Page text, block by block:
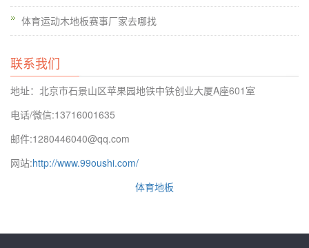
有的地板商用的板材并不是好板材，有孔眼、裂纹等，生产商就
看，而且原有的板材问题也被覆盖了。
剧院舞台工程商和甲方购买舞台木地板时，会看质量，看价格，
更重视品牌。因为建立一个品牌背后，肯定会包含生产厂家付出
加工技术，和材料的各个方面成本更高，相应的舞台木地板的价
格也比小作坊的价格更高。
大部分消费者在购买涂料时只重眼前效果，而忽略了服务。很多
绝口不提售后服务。这样的后果是当墙体出现掉色、掉粉等问题
体育运动木地板赛事厂家去哪找
联系我们
地址：北京市石景山区苹果园地铁中铁创业大厦A座601室
电话/微信:13716001635
邮件:1280446040@qq.com
网站:http://www.99oushi.com/
体育地板